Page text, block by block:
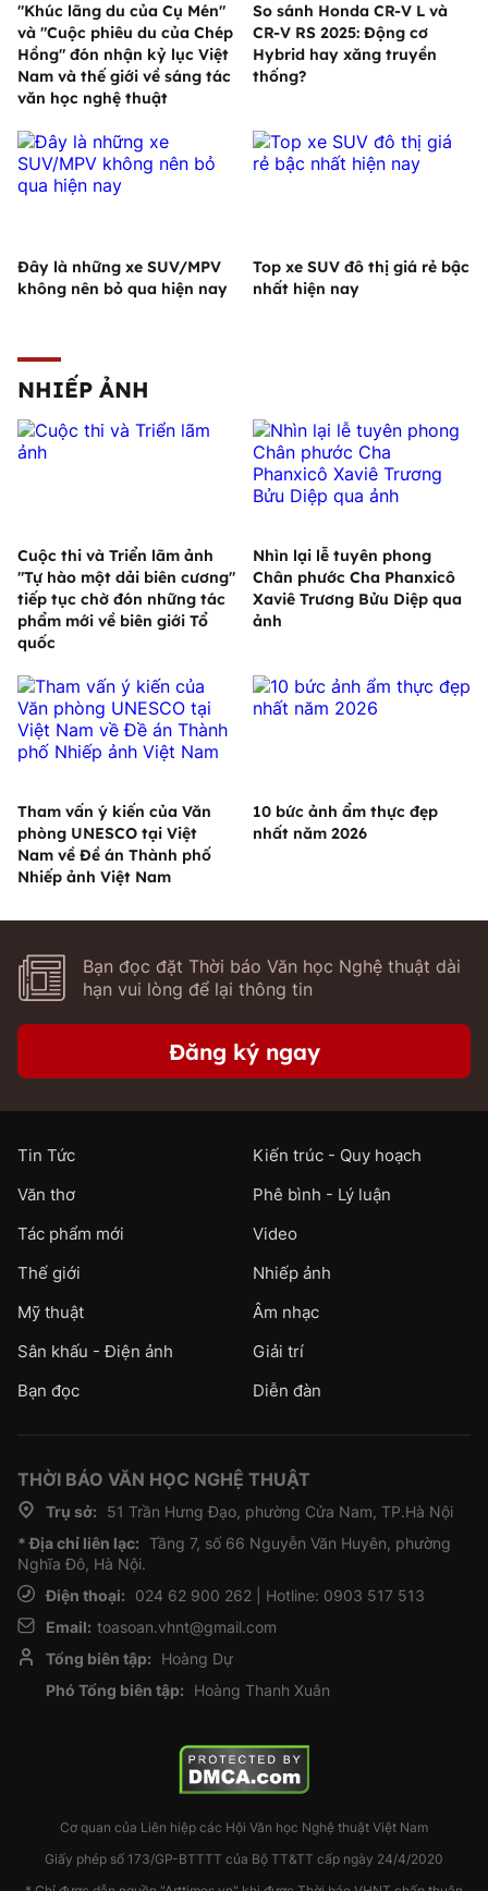
"Khúc lãng du của Cụ Mén"
và "Cuộc phiêu du của Chép
Hồng" đón nhận kỷ lục Việt
Nam và thế giới về sáng tác
văn học nghệ thuật
So sánh Honda CR-V L và
CR-V RS 2025: Động cơ
Hybrid hay xăng truyền
thống?
Đây là những xe SUV/MPV
không nên bỏ qua hiện nay
Top xe SUV đô thị giá rẻ bậc
nhất hiện nay
NHIẾP ẢNH
Cuộc thi và Triển lãm ảnh
"Tự hào một dải biên cương"
tiếp tục chờ đón những tác
phẩm mới về biên giới Tổ
quốc
Nhìn lại lễ tuyên phong
Chân phước Cha Phanxicô
Xaviê Trương Bửu Diệp qua
ảnh
Tham vấn ý kiến của Văn
phòng UNESCO tại Việt
Nam về Đề án Thành phố
Nhiếp ảnh Việt Nam
10 bức ảnh ẩm thực đẹp
nhất năm 2026
Bạn đọc đặt Thời báo Văn học Nghệ thuật dài
hạn vui lòng để lại thông tin
Đăng ký ngay
Tin Tức
Kiến trúc - Quy hoạch
Văn thơ
Phê bình - Lý luận
Tác phẩm mới
Video
Thế giới
Nhiếp ảnh
Mỹ thuật
Âm nhạc
Sân khấu - Điện ảnh
Giải trí
Bạn đọc
Diễn đàn
THỜI BÁO VĂN HỌC NGHỆ THUẬT
Trụ sở:
51 Trần Hưng Đạo, phường Cửa Nam, TP.Hà Nội
* Địa chỉ liên lạc: Tầng 7, số 66 Nguyễn Văn Huyên, phường
Nghĩa Đô, Hà Nội.
Điện thoại:
024 62 900 262 | Hotline: 0903 517 513
Email: toasoan.vhnt@gmail.com
Tổng biên tập:
Hoàng Dự
Phó Tổng biên tập:
Hoàng Thanh Xuân
Cơ quan của Liên hiệp các Hội Văn học Nghệ thuật Việt Nam
Giấy phép số 173/GP-BTTTT của Bộ TT&TT cấp ngày 24/4/2020